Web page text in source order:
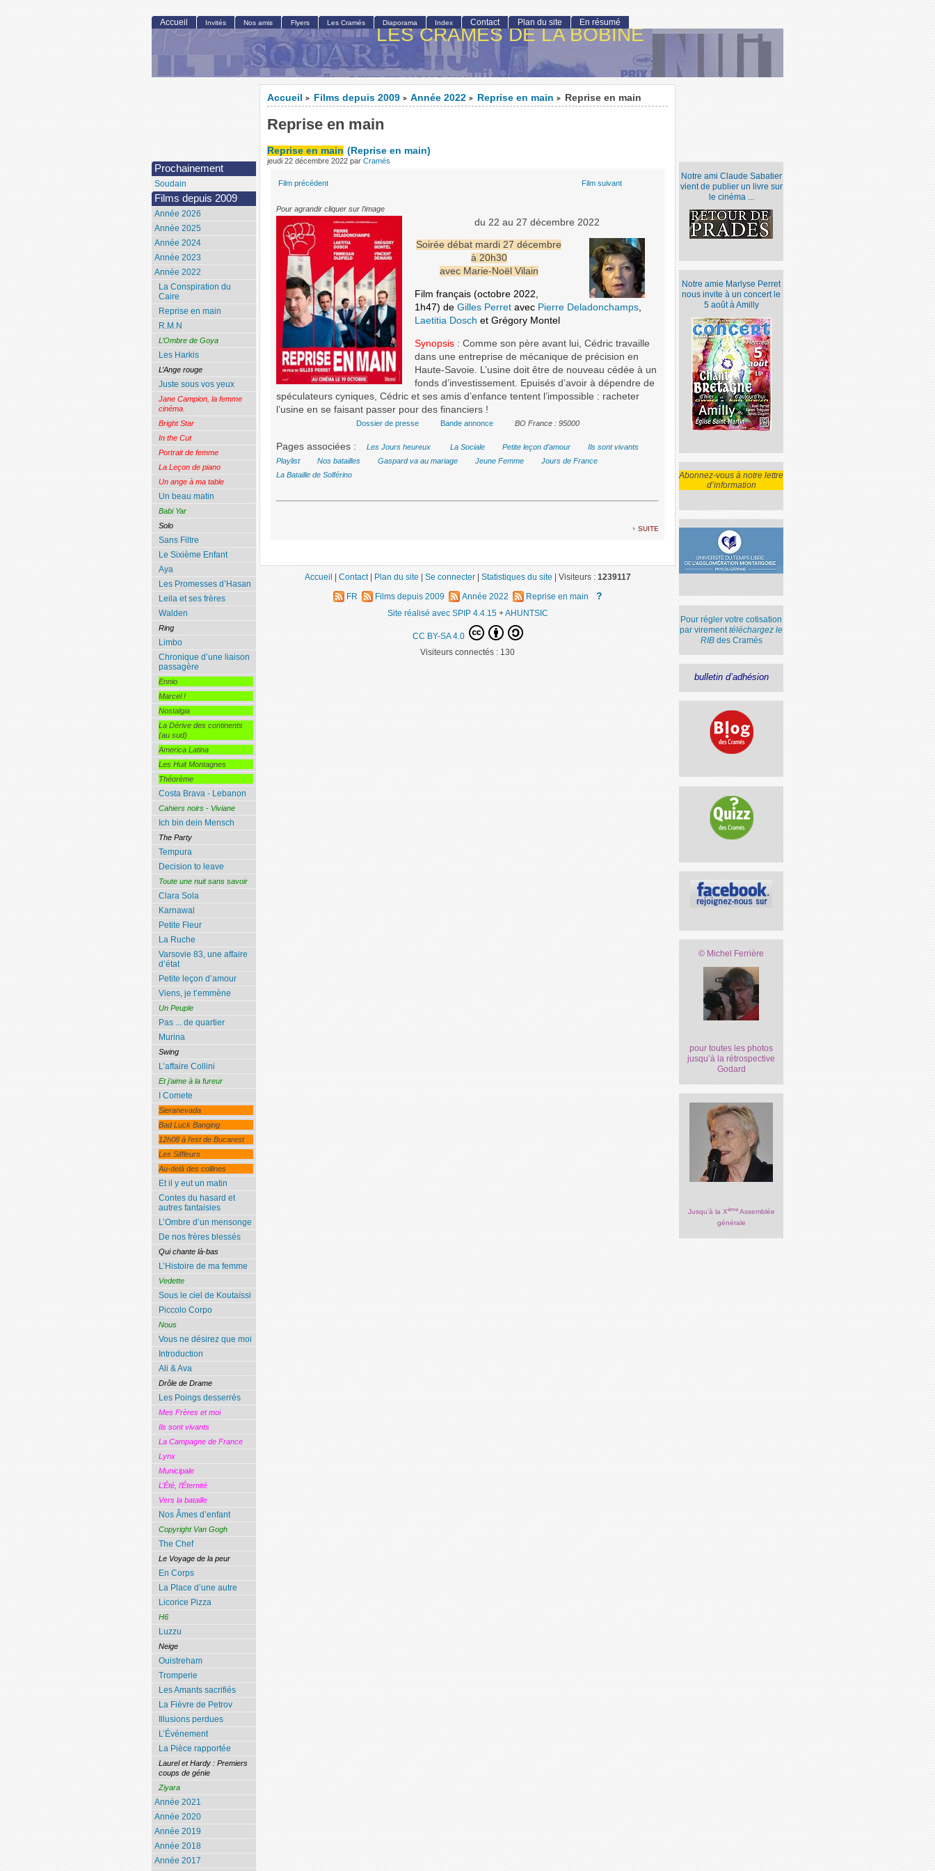
LES CRAMÉS DE LA BOBINE
Accueil > Films depuis 2009 > Année 2022 > Reprise en main > Reprise en main
Reprise en main
Reprise en main (Reprise en main)
jeudi 22 décembre 2022 par Cramés
Film précédent Film suivant
Pour agrandir cliquer sur l’image
du 22 au 27 décembre 2022
Soirée débat mardi 27 décembre
à 20h30
avec Marie-Noël Vilain
Film français (octobre 2022,
1h47) de Gilles Perret avec Pierre Deladonchamps,
Laetitia Dosch et Grégory Montel
Synopsis : Comme son père avant lui, Cédric travaille
dans une entreprise de mécanique de précision en
Haute-Savoie. L’usine doit être de nouveau cédée à un
fonds d’investissement. Epuisés d’avoir à dépendre de
spéculateurs cyniques, Cédric et ses amis d’enfance tentent l’impossible : racheter
l’usine en se faisant passer pour des financiers !
Dossier de presse Bande annonce BO France : 95000
Pages associées : Les Jours heureux La Sociale Petite leçon d’amour
Ils sont vivants
Playlist
Nos batailles Gaspard va au mariage Jeune Femme
Jours de France
La Bataille de Solférino
suite
Notre ami Claude Sabatier
vient de publier un livre sur
le cinéma ...
Notre amie Marlyse Perret
nous invite à un concert le
5 août à Amilly
Abonnez-vous à notre lettre
d’information
Pour régler votre cotisation
par virementtéléchargez le
RIBdes Cramés
bulletin d’adhésion
© Michel Ferrière
pour toutes les photos
jusqu’à la rétrospective
Godard
Jusqu’à la XèmeAssemblée
générale
Accueil Invités Nos amis Flyers Les Cramés Diaporama Index Contact Plan du site En résumé
Prochainement
Soudain
Films depuis 2009
Année 2026
Année 2025
Année 2024
Année 2023
Année 2022
La Conspiration du
Caire
Reprise en main
R.M.N
L’Ombre de Goya
Les Harkis
L’Ange rouge
Juste sous vos yeux
Jane Campion, la femme
cinéma.
Bright Star
In the Cut
Portrait de femme
La Leçon de piano
Un ange à ma table
Un beau matin
Babi Yar
Solo
Sans Filtre
Le Sixième Enfant
Aya
Les Promesses d’Hasan
Leila et ses frères
Walden
Ring
Limbo
Chronique d’une liaison
passagère
Ennio
Marcel !
Nostalgia
La Dérive des continents
(au sud)
America Latina
Les Huit Montagnes
Théorème
Costa Brava - Lebanon
Cahiers noirs - Viviane
Ich bin dein Mensch
The Party
Tempura
Decision to leave
Toute une nuit sans savoir
Clara Sola
Karnawal
Petite Fleur
La Ruche
Varsovie 83, une affaire
d’état
Petite leçon d’amour
Viens, je t’emmène
Un Peuple
Pas ... de quartier
Murina
Swing
L’affaire Collini
Et j’aime à la fureur
I Comete
Sieranevada
Bad Luck Banging
12h08 à l’est de Bucarest
Les Siffleurs
Au-delà des collines
Et il y eut un matin
Contes du hasard et
autres fantaisies
L’Ombre d’un mensonge
De nos frères blessés
Qui chante là-bas
L’Histoire de ma femme
Vedette
Sous le ciel de Koutaïssi
Piccolo Corpo
Nous
Vous ne désirez que moi
Introduction
Ali & Ava
Drôle de Drame
Les Poings desserrés
Mes Frères et moi
Ils sont vivants
La Campagne de France
Lynx
Municipale
L’Été, l’Éternité
Vers la bataille
Nos Âmes d’enfant
Copyright Van Gogh
The Chef
Le Voyage de la peur
En Corps
La Place d’une autre
Licorice Pizza
H6
Luzzu
Neige
Ouistreham
Tromperie
Les Amants sacrifiés
La Fièvre de Petrov
Illusions perdues
L’Événement
La Pièce rapportée
Laurel et Hardy : Premiers
coups de génie
Ziyara
Année 2021
Année 2020
Année 2019
Année 2018
Année 2017
Accueil|Contact|Plan du site|Se connecter|Statistiques du site|Visiteurs :1239117
FR Films depuis 2009 Année 2022 Reprise en main ?
Site réalisé avec SPIP 4.4.15+AHUNTSIC
CC BY-SA 4.0
Visiteurs connectés :130